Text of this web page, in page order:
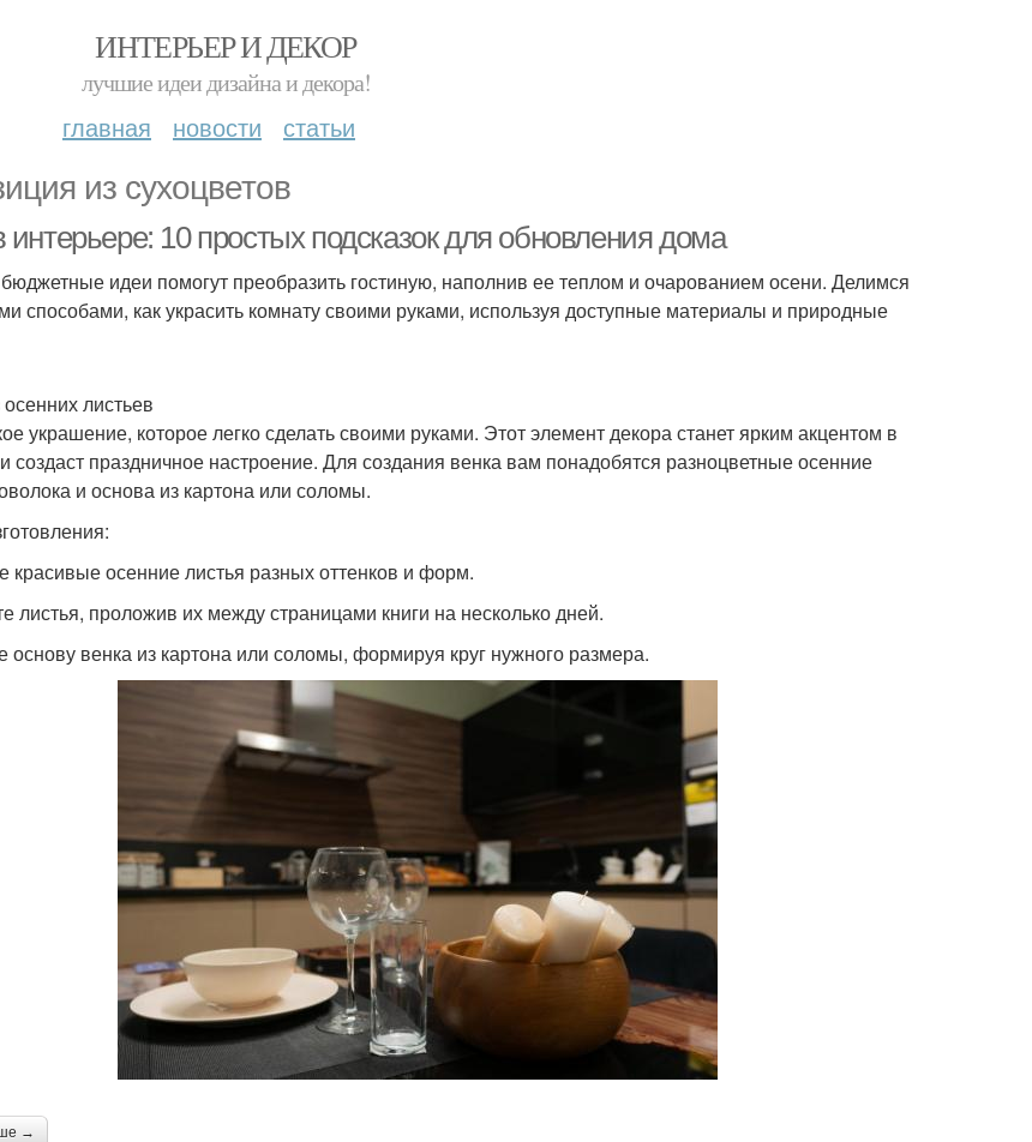
ИНТЕРЬЕР И ДЕКОР
лучшие идеи дизайна и декора!
главная новости статьи
из сухоцветов
10 простых подсказок для обновления дома
идеи помогут преобразить гостиную, наполнив ее теплом и очарованием осени. Делимся
способами, как украсить комнату своими руками, используя доступные материалы и природные
листьев
украшение, которое легко сделать своими руками. Этот элемент декора станет ярким акцентом в
создаст праздничное настроение. Для создания венка вам понадобятся разноцветные осенние
и основа из картона или соломы.
красивые осенние листья разных оттенков и форм.
листья, проложив их между страницами книги на несколько дней.
основу венка из картона или соломы, формируя круг нужного размера.
→